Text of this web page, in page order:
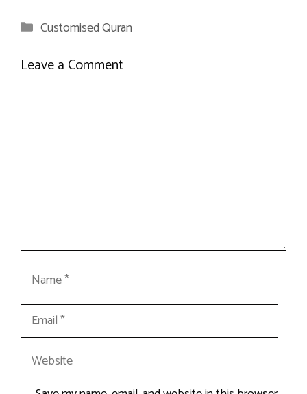
Categories
Customised Quran
Leave a Comment
Name
Email
Website